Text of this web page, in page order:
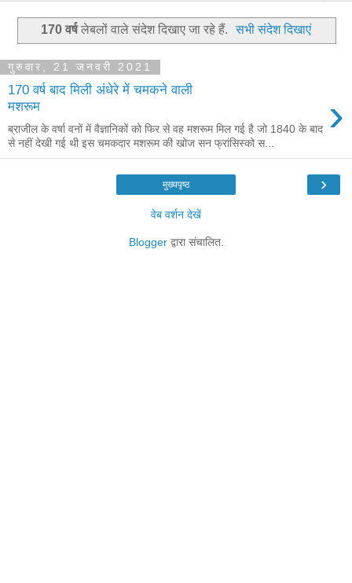
170 वर्षलेबलों वाले संदेश दिखाए जा रहे हैं. सभी संदेश दिखाएं
गुरुवार, 21 जनवरी 2021
170 वर्ष बाद मिली अंधेरे में चमकने वाली
मशरूम
›
ब्राजील के वर्षा वनों में वैज्ञानिकों को फिर से वह मशरूम मिल गई है जो 1840 के बाद
से नहीं देखी गई थी इस चमकदार मशरूम की खोज सन फ्रांसिस्को स...
›
मुख्यपृष्ठ
वेब वर्शन देखें
Bloggerद्वारा संचालित.